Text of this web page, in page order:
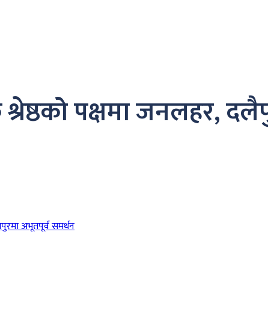
पक्षमा जनलहर,